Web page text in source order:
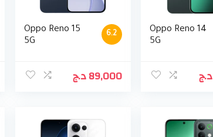
6.2
Oppo Reno 15
5G
89,000د.ج
Oppo Reno 14
5G
د.ج